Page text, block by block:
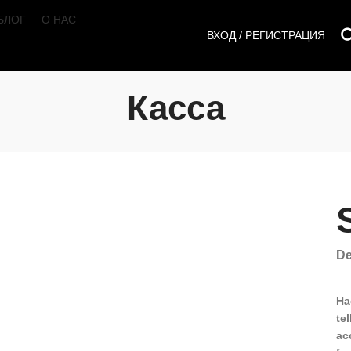
О НАС
ВХОД / РЕГИСТРАЦИЯ
Касса